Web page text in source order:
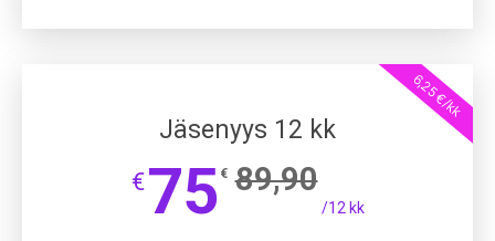
6,25 €/kk
Jäsenyys 12 kk
€75 € 89,90
/12 kk